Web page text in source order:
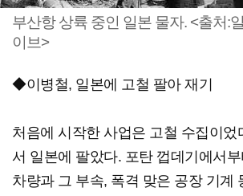
부산항 상륙 중인 일본 물자. <출처:
이브>
◆이병철, 일본에 고철 팔아 재기
처음에 시작한 사업은 고철 수집이었
서 일본에 팔았다. 포탄 껍데기에서
차량과 그 부속, 폭격 맞은 공장 기계